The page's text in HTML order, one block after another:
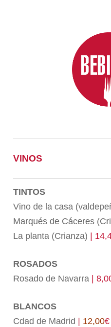
VINOS
TINTOS
Vino de la casa
Marqués de Cáceres
La planta (Crianza) |
ROSADOS
Rosado de Navarra |
BLANCOS
Cdad de Madrid
12,00€